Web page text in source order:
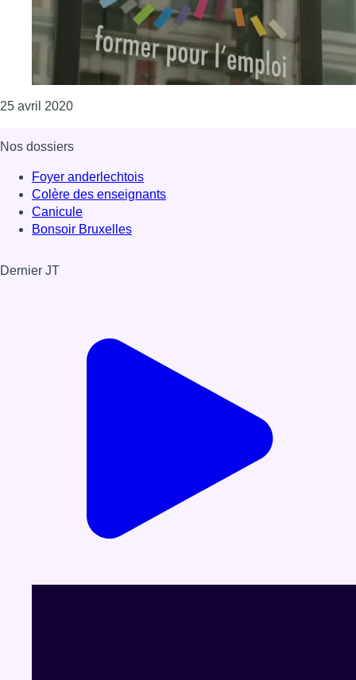
25 avril 2020Consulter l'article "Reprise, dès lundi, des
Nos dossiers
Foyer anderlechtois
Colère des enseignants
Canicule
Bonsoir Bruxelles
Dernier JT